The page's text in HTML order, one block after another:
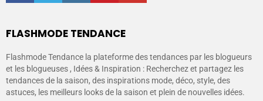
FLASHMODE TENDANCE
Flashmode Tendance la plateforme des tendances par les blogueurs
et les blogueuses , Idées & Inspiration : Recherchez et partagez les
tendances de la saison, des inspirations mode, déco, style, des
astuces, les meilleurs looks de la saison et plein de nouvelles idées.